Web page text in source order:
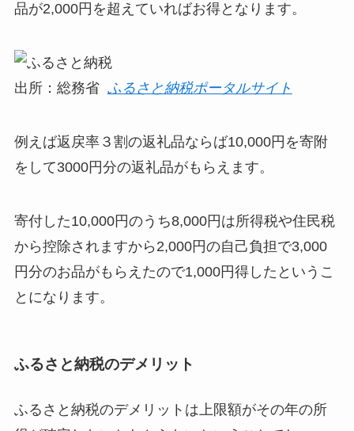
品が2,000円を超えていればお得となります。
出所：総務省 ふるさと納税ポータルサイト
例えば返戻率３割の返礼品ならば10,000円を寄附
をして3000円分の返礼品がもらえます。
寄付した10,000円のうち8,000円は所得税や住民税
から控除されますから2,000円の自己負担で3,000
円分のお品がもらえたので1,000円得したというこ
とになります。
ふるさと納税のデメリット
ふるさと納税のデメリットは上限額がその年の所